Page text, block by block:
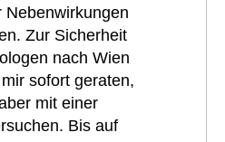
Nebenwirkungen
Zur Sicherheit
nach Wien
sofort geraten,
mit einer
Bis auf